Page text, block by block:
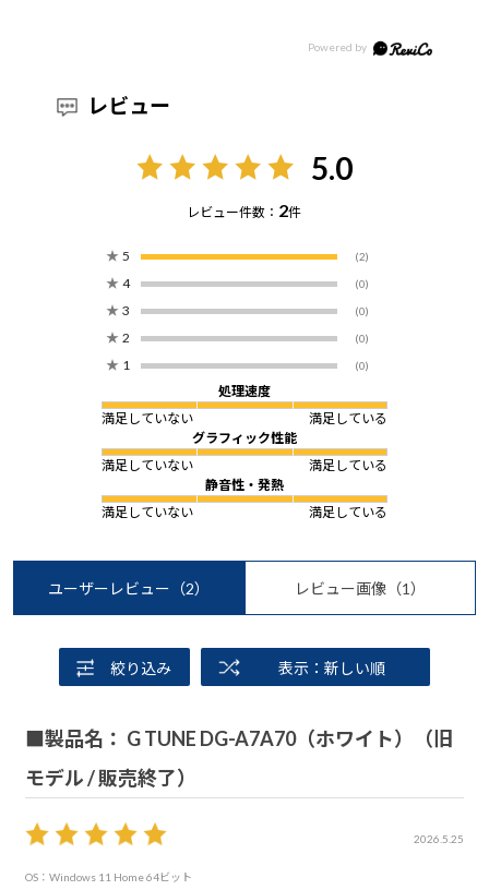
レビュー
5.0
レビュー件数： 2件
★ 5 (2)
★ 4 (0)
★ 3 (0)
★ 2 (0)
★ 1 (0)
処理速度
満足していない
満足している
グラフィック性能
満足していない
満足している
静音性・発熱
満足していない
満足している
ユーザーレビュー （2） レビュー画像 （1）
絞り込み 表示：新しい順
■製品名： G TUNE DG-A7A70（ホワイト）（旧
モデル / 販売終了）
2026.5.25
OS：Windows 11 Home 64ビット